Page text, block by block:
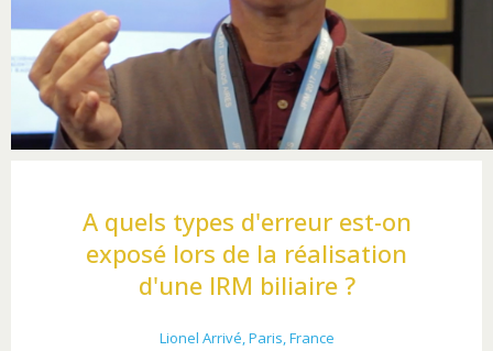
A quels types d'erreur est-on
exposé lors de la réalisation
d'une IRM biliaire ?
Lionel Arrivé, Paris, France